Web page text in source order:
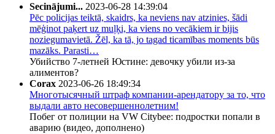
Secinājumi... 2023-06-28 14:39:04
Pēc policijas teiktā, skaidrs, ka neviens nav atzinies, šādi
mēģinot paķert uz muļķi, ka viens no vecākiem ir bijis
noziegumavietā. Žēl, ka tā, jo tagad ticamības moments būs
mazāks. Parasti…
Убийство 7-летней Юстине: девочку убили из-за
алиментов?
Corax 2023-06-26 18:49:34
Многотысячный штраф компании-арендатору за то, что
выдали авто несовершеннолетним!
Побег от полиции на VW Citybee: подростки попали в
аварию (видео, дополнено)